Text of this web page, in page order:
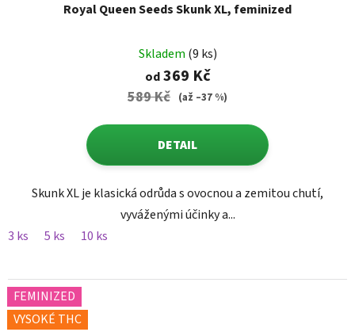
Royal Queen Seeds Skunk XL, feminized
Skladem (9 ks)
od369 Kč
589 Kč (až –37 %)
DETAIL
Skunk XL je klasická odrůda s ovocnou a zemitou chutí,
vyváženými účinky a...
3 ks
5 ks 10 ks
FEMINIZED
VYSOKÉ THC